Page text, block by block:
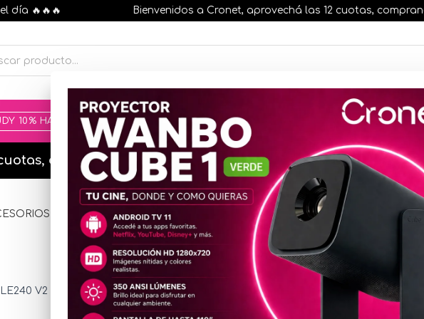
🔥🔥🔥 Bienvenidos a Cronet, aprovechá las 12 cuotas, comprando
10% HASTA AGOTAR STOCK MOVILIDAD ELÉCTRICA 25% OFF
cuotas, en todos nuestros artículos, comprando antes de las 13
VARIOS
Cooler
ARGB